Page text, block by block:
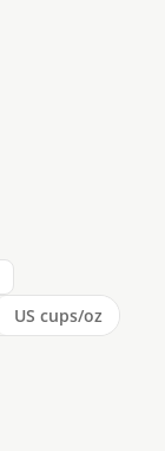
US cups/oz